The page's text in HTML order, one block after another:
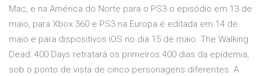
Mac, e na América do Norte para o PS3 o episódio em 13 de
maio, para Xbox 360 e PS3 na Europa é editada em 14 de
maio e para dispositivos iOS no dia 15 de maio. The Walking
Dead: 400 Days retratará os primeiros 400 dias da epidemia,
sob o ponto de vista de cinco personagens diferentes. A